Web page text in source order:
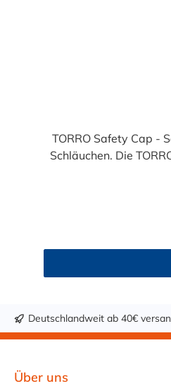
TORRO Safety Cap -
Schläuchen. Die
Deutschlandweit ab 40€
Über uns